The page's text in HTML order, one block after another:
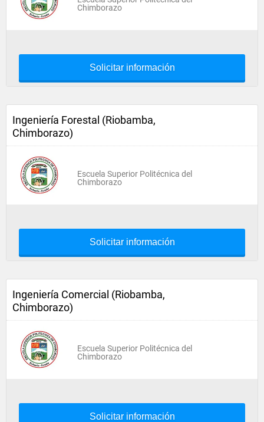
Chimborazo
Solicitar información
Ingeniería Forestal (Riobamba,
Chimborazo)
Escuela Superior Politécnica del
Chimborazo
Solicitar información
Ingeniería Comercial (Riobamba,
Chimborazo)
Escuela Superior Politécnica del
Chimborazo
Solicitar información